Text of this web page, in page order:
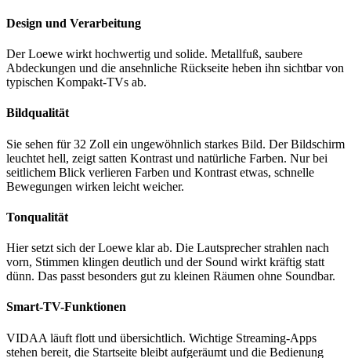
Design und Verarbeitung
Der Loewe wirkt hochwertig und solide. Metallfuß, saubere
Abdeckungen und die ansehnliche Rückseite heben ihn sichtbar von
typischen Kompakt-TVs ab.
Bildqualität
Sie sehen für 32 Zoll ein ungewöhnlich starkes Bild. Der Bildschirm
leuchtet hell, zeigt satten Kontrast und natürliche Farben. Nur bei
seitlichem Blick verlieren Farben und Kontrast etwas, schnelle
Bewegungen wirken leicht weicher.
Tonqualität
Hier setzt sich der Loewe klar ab. Die Lautsprecher strahlen nach
vorn, Stimmen klingen deutlich und der Sound wirkt kräftig statt
dünn. Das passt besonders gut zu kleinen Räumen ohne Soundbar.
Smart-TV-Funktionen
VIDAA läuft flott und übersichtlich. Wichtige Streaming-Apps
stehen bereit, die Startseite bleibt aufgeräumt und die Bedienung